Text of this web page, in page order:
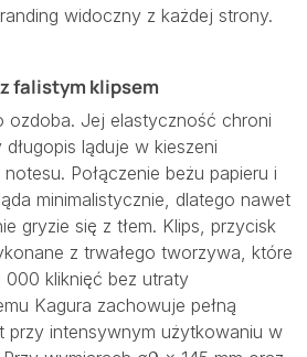
widoczny z każdej strony.
falistym klipsem
ozdoba. Jej elastyczność chroni
ląduje w kieszeni
Połączenie beżu papieru i
minimalistycznie, dlatego nawet
gryzie się z tłem. Klips, przycisk
z trwałego tworzywa, które
kliknięć bez utraty
Kagura zachowuje pełną
przy intensywnym użytkowaniu w